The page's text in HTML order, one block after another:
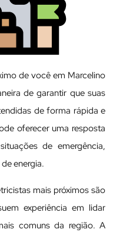
de você em Marcelino
de garantir que suas
de forma rápida e
oferecer uma resposta
de emergência,
energia.
mais próximos são
experiência em lidar
comuns da região. A